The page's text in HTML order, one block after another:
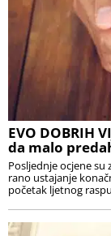
EVO DOBRIH
da malo
Posljednje ocjene su
rano ustajanje
početak ljetnog